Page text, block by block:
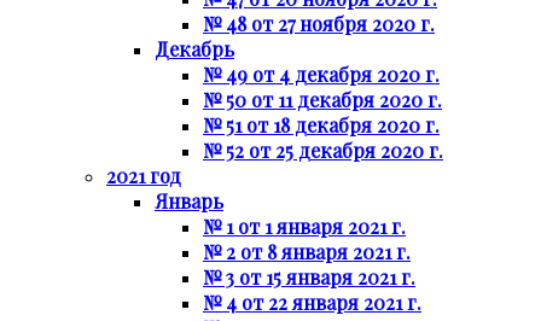
№ 48 от 27 ноября 2020 г.
Декабрь
№ 49 от 4 декабря 2020 г.
№ 50 от 11 декабря 2020 г.
№ 51 от 18 декабря 2020 г.
№ 52 от 25 декабря 2020 г.
2021 год
Январь
№ 1 от 1 января 2021 г.
№ 2 от 8 января 2021 г.
№ 3 от 15 января 2021 г.
№ 4 от 22 января 2021 г.